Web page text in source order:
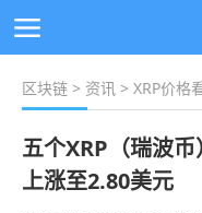
区块链 > 资讯 > XRP价格
五个XRP（瑞波
上涨至2.80美元